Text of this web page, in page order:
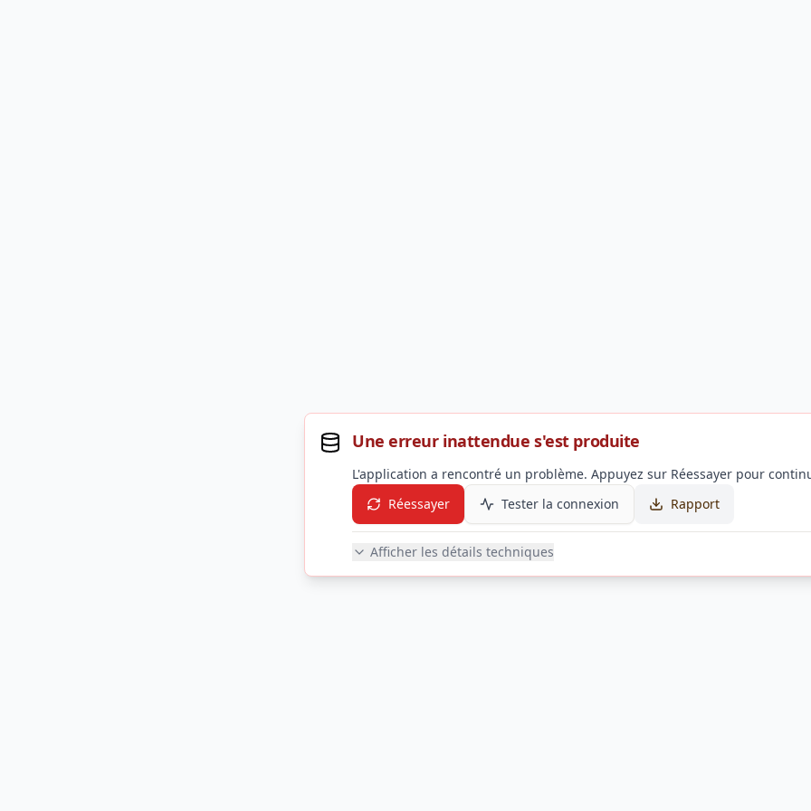
Une erreur inattendue s'est produite
L'application a rencontré un problème. Appuyez sur Réessayer pour
Réessayer
Tester la connexion Rapport
Afficher les détails techniques